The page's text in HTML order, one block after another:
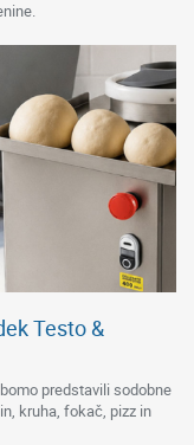
Testo &
predstavili sodobne
kruha, fokač, pizz in